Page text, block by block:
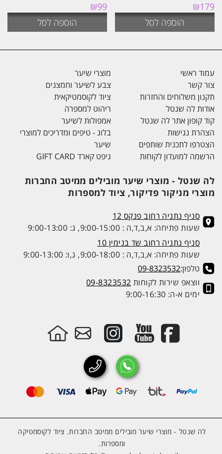
₪179
הוספה לסל
₪99
הוספה לסל
עמוד ראשי
צור קשר
תקנון משלוחים והחזרות
אודות לה שנטל
קוד קופון אתר לה שנטל
הצהרת נגישות
הצטרפו לתכנית שותפים
הרשמה למועדון לקוחות
מוצרי שיער
צבע לשיער וחמצנים
ציוד לקוסמטיקאית
ריהוט למספרה
אמפולות לשיער
בלוג - טיפים ומדריכים למוצרי
שיער
גיפט קארד GIFT CARD
לה שנטל - מוצרי שיער מובילים ממיטב החברות
מוצרי מניקור פדיקור, ציוד למספרות
סניף נתניה רחוב פנקס 12
שעות פתיחה: א,ב,ד,ה : 9:00-15:00, ג: 9:00-13:00
סניף נתניה רחוב שד בנימין 10
שעות פתיחה: א,ב,ד,ה : 9:00-18:00, ג,ו: 9:00-13:00
טלפון:09-8323532
ווצאפ שירות לקוחות 09-8323532
ימים א-ה: 9:00-16:30
לה שנטל - מוצרי שיער מובילים ממיטב החברות. ציוד לקוסמטיקה
ומספרות.